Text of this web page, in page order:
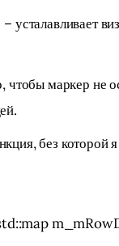
– усталавливает
чтобы маркер не
без которой